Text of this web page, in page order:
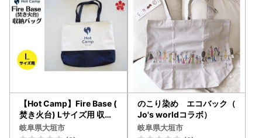
【Hot Camp】Fire Base (
焚き火台) Lサイズ用 収納
リバーシブルバッグ
岐阜県大垣市
のこり染め エコバック（
Jo's worldコラボ）
岐阜県大垣市